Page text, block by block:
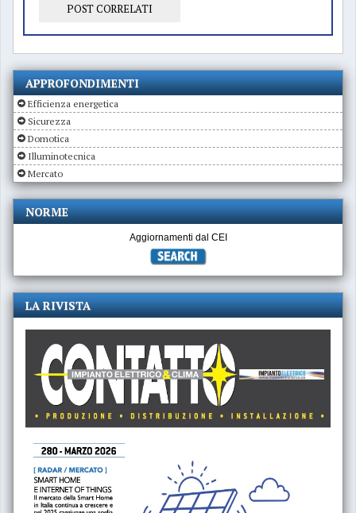
POST CORRELATI
APPROFONDIMENTI
Efficienza energetica
Sicurezza
Domotica
Illuminotecnica
Mercato
NORME
Aggiornamenti dal CEI
LA RIVISTA